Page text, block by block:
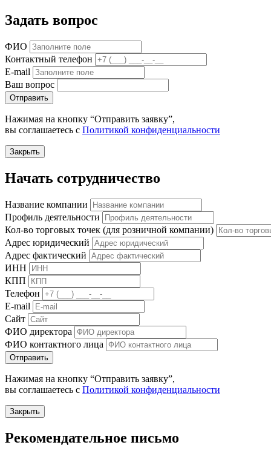
Задать вопрос
ФИО
Контактный телефон
E-mail
Ваш вопрос
Отправить
Нажимая на кнопку “Отправить заявку”,
вы соглашаетесь с Политикой конфиденциальности
Закрыть
Начать сотрудничество
Название компании
Профиль деятельности
Кол-во торговых точек (для розничной компании)
Адрес юридический
Адрес фактический
ИНН
КПП
Телефон
E-mail
Сайт
ФИО директора
ФИО контактного лица
Отправить
Нажимая на кнопку “Отправить заявку”,
вы соглашаетесь с Политикой конфиденциальности
Закрыть
Рекомендательное письмо